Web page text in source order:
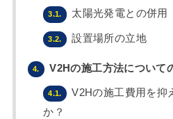
3.1. 太陽光発電との併用
3.2. 設置場所の立地
4. V2Hの施工方法について
4.1.
V2Hの施工費用を抑
か？